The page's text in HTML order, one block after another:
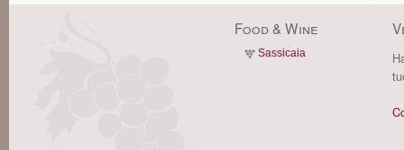
Food & Wine
Sassicaia